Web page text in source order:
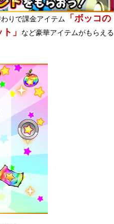
りで課金アイテム
「ボッコの
」
など豪華アイテムがもらえる